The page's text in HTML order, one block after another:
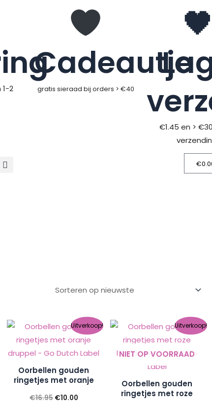
2
Cadeautje
gratis sieraad bij orders > €40
🖤
€1.45 en >
€
Uitverkoop!
Oorbellen gouden
ringetjes met oranje
Label
€16.95
Oorspronkelijke
prijs
was:
€16.95.
€10.00
Huidige
prijs
is:
€10.00.
Uitverkoop!
NIET OP VOORRAAD
Oorbellen gouden
ringetjes met roze
Oorspronkelijke
prijs
was:
Huidige
prijs
is: